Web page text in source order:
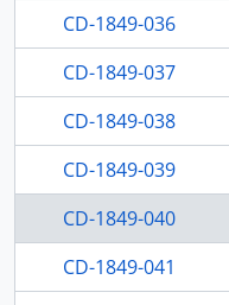
CD-1849-036
CD-1849-037
CD-1849-038
CD-1849-039
CD-1849-040
CD-1849-041